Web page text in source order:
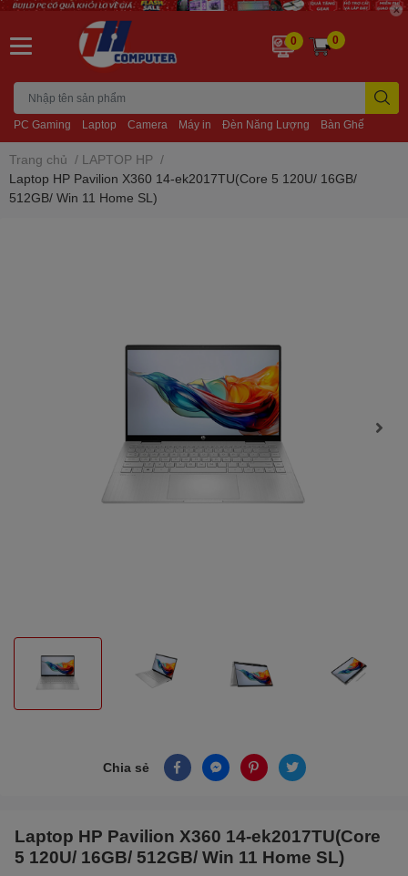
PC Gaming Laptop Camera Máy in Đèn Năng Lượng Bàn Ghế
0 0
Trang chủ / LAPTOP HP /
Laptop HP Pavilion X360 14-ek2017TU(Core 5 120U/ 16GB/
512GB/ Win 11 Home SL)
Chia sẻ
Laptop HP Pavilion X360 14-ek2017TU(Core
5 120U/ 16GB/ 512GB/ Win 11 Home SL)